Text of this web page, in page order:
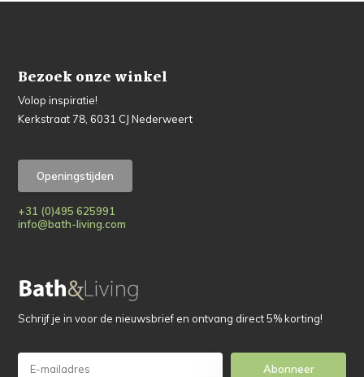
Bezoek onze winkel
Volop inspiratie!
Kerkstraat 78, 6031 CJ Nederweert
Openingstijden
+31 (0)495 625991
info@bath-living.com
Schrijf je in voor de nieuwsbrief en ontvang direct 5% korting!
Abonneer